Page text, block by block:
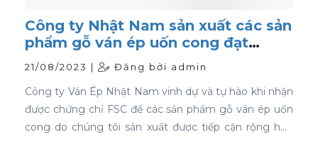
Công ty Nhật Nam sản xuất các sản
phẩm gỗ ván ép uốn cong đạt
chứng nhận FSC
21/08/2023 | Đăng bởi admin
Công ty Ván Ép Nhật Nam vinh dự và tự hào khi nhận
được chứng chỉ FSC để các sản phẩm gỗ ván ép uốn
cong do chúng tôi sản xuất được tiếp cận rộng hơn